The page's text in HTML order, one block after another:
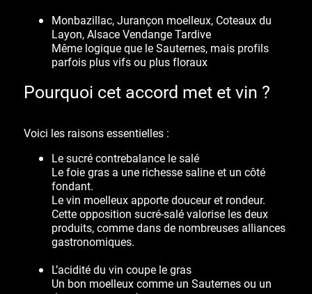
Monbazillac, Jurançon moelleux, Coteaux du
Layon, Alsace Vendange Tardive
Même logique que le Sauternes, mais profils
parfois plus vifs ou plus floraux
Pourquoi cet accord met et vin ?
Voici les raisons essentielles :
Le sucré contrebalance le salé
Le foie gras a une richesse saline et un côté
fondant.
Le vin moelleux apporte douceur et rondeur.
Cette opposition sucré-salé valorise les deux
produits, comme dans de nombreuses alliances
gastronomiques.
L’acidité du vin coupe le gras
Un bon moelleux comme un Sauternes ou un